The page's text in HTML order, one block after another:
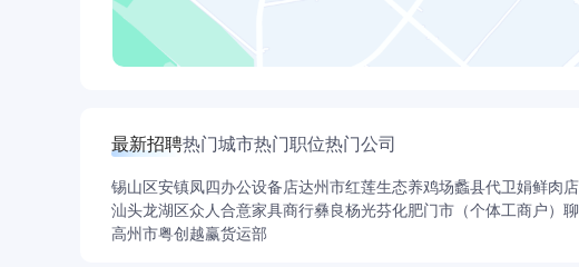
最新招聘热门城市热门职位热门公司
锡山区安镇凤四办公设备店达州市红莲生态养鸡场蠡县代卫娟鲜肉店
汕头龙湖区众人合意家具商行彝良杨光芬化肥门市（个体工商户）
高州市粤创越赢货运部